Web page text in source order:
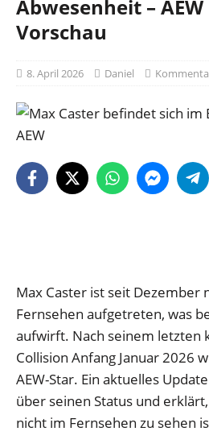
Abwesenheit –
Vorschau
8. April 2026 Daniel
Max Caster ist seit Dezember
Fernsehen aufgetreten, was
aufwirft. Nach seinem letzten
Collision Anfang Januar 2026
AEW-Star. Ein aktuelles
über seinen Status und
nicht im Fernsehen zu sehen